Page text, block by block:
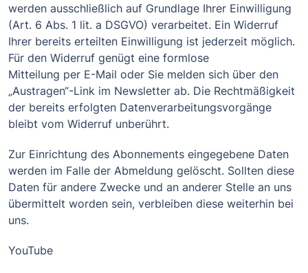
werden ausschließlich auf Grundlage Ihrer Einwilligung
(Art. 6 Abs. 1 lit. a DSGVO) verarbeitet. Ein Widerruf
Ihrer bereits erteilten Einwilligung ist jederzeit möglich.
Für den Widerruf genügt eine formlose
Mitteilung per E-Mail oder Sie melden sich über den
„Austragen“-Link im Newsletter ab. Die Rechtmäßigkeit
der bereits erfolgten Datenverarbeitungsvorgänge
bleibt vom Widerruf unberührt.
Zur Einrichtung des Abonnements eingegebene Daten
werden im Falle der Abmeldung gelöscht. Sollten diese
Daten für andere Zwecke und an anderer Stelle an uns
übermittelt worden sein, verbleiben diese weiterhin bei
uns.
YouTube